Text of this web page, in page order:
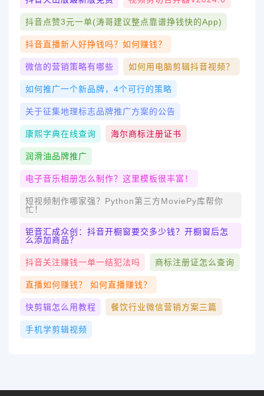
抖音点赞3元一单(涛哥建议整点靠谱挣钱快的app)
抖音直播新人好挣钱吗？如何赚钱？
微信的营销策略有哪些 如何用电脑剪辑抖音视频？
如何推广一个新品牌，4个可行的策略
关于征集地理标志品牌推广方案的公告
康熙字典在线查询 海尔商标注册证书
润滑油品牌推广
电子音乐相册怎么制作？这里模板很丰富！
短视频制作哪家强？Python第三方MoviePy库帮你
忙！
钜音汇成众创：抖音开橱窗要交多少钱？开橱窗后怎
么添加商品？
抖音关注赚钱一单一结犯法吗 商标注册证怎么查询
直播如何赚钱？ 如何直播赚钱？
快剪辑怎么用教程 餐饮行业微信营销方案三篇
手机学剪辑视频